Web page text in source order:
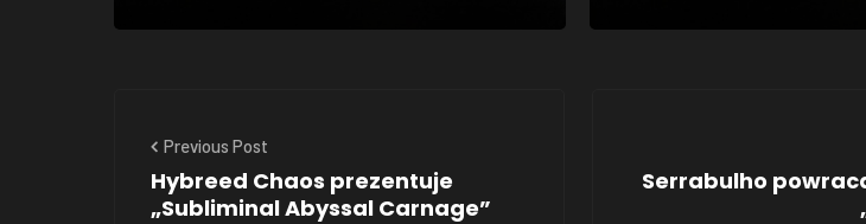
Previous Post
Hybreed Chaos prezentuje
„Subliminal Abyssal Carnage”
Serrabulho